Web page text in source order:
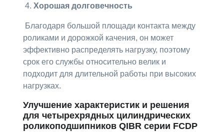
4. Хорошая долговечность
Благодаря большой площади контакта между
роликами и дорожкой качения, он может
эффективно распределять нагрузку, поэтому
срок его службы относительно велик и
подходит для длительной работы при высоких
нагрузках.
Улучшение характеристик и решения
для четырехрядных цилиндрических
роликоподшипников QIBR серии FCDP